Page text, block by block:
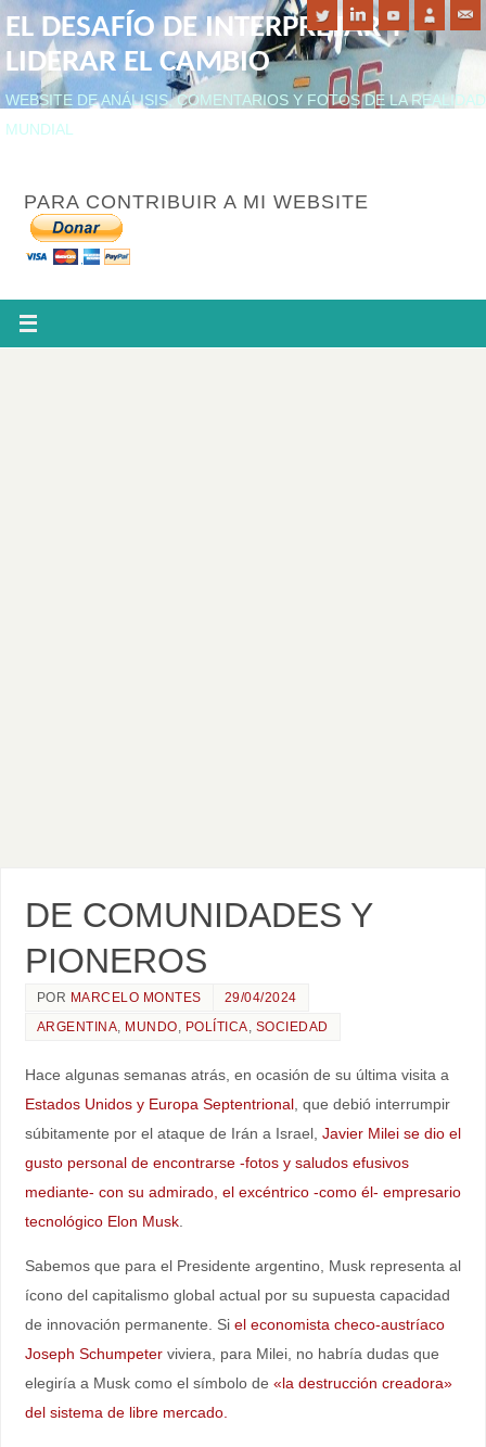
EL DESAFÍO DE INTERPRETAR Y
LIDERAR EL CAMBIO
WEBSITE DE ANÁLISIS, COMENTARIOS Y FOTOS DE LA REALIDAD
MUNDIAL
PARA CONTRIBUIR A MI WEBSITE
DE COMUNIDADES Y
PIONEROS
POR MARCELO MONTES
29/04/2024
ARGENTINA, MUNDO, POLÍTICA, SOCIEDAD
Hace algunas semanas atrás, en ocasión de su última visita a
Estados Unidos y Europa Septentrional, que debió interrumpir
súbitamente por el ataque de Irán a Israel, Javier Milei se dio el
gusto personal de encontrarse -fotos y saludos efusivos
mediante- con su admirado, el excéntrico -como él- empresario
tecnológico Elon Musk.
Sabemos que para el Presidente argentino, Musk representa al
ícono del capitalismo global actual por su supuesta capacidad
de innovación permanente. Si el economista checo-austríaco
Joseph Schumpeterviviera, para Milei, no habría dudas que
elegiría a Musk como el símbolo de «la destrucción creadora»
del sistema de libre mercado.